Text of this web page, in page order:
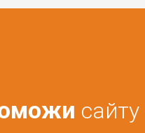
сайту